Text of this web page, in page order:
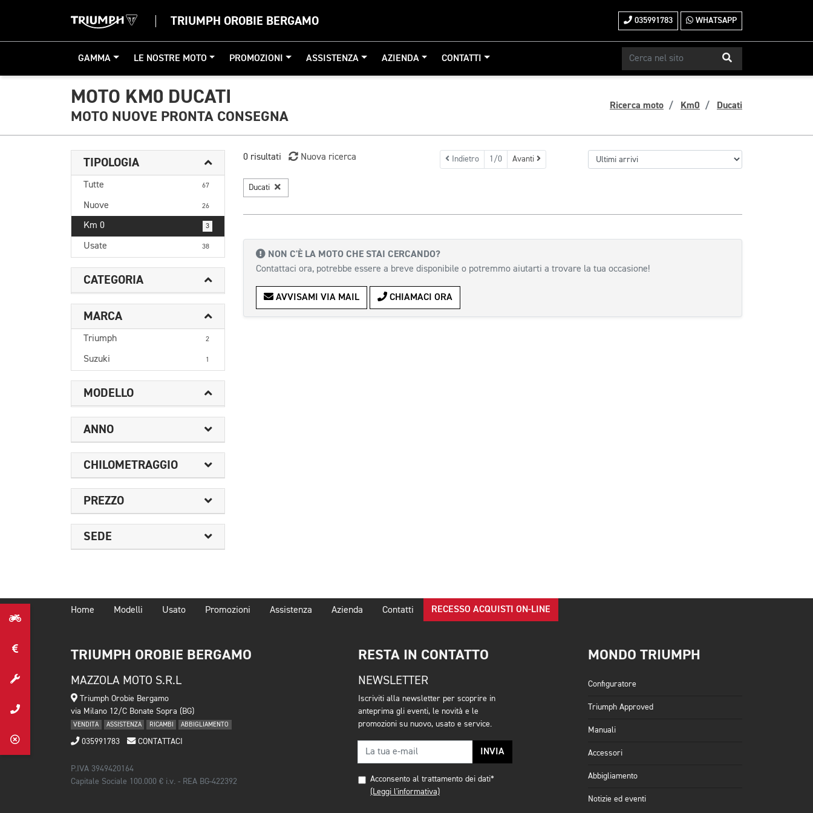
TRIUMPH OROBIE BERGAMO 035991783 WHATSAPP
GAMMA LE NOSTRE MOTO PROMOZIONI ASSISTENZA AZIENDA CONTATTI
MOTO KM0 DUCATI
MOTO NUOVE PRONTA CONSEGNA
Ricerca moto Km0 Ducati
TIPOLOGIA
Tutte 67
Nuove 26
Km 0 3
Usate 38
CATEGORIA
MARCA
Triumph 2
Suzuki 1
MODELLO
ANNO
CHILOMETRAGGIO
PREZZO
SEDE
0 risultati Nuova ricerca Indietro 1/0 Avanti
Ducati
NON C'È LA MOTO CHE STAI CERCANDO?
Contattaci ora, potrebbe essere a breve disponibile o potremmo aiutarti a trovare la tua occasione!
AVVISAMI VIA MAIL CHIAMACI ORA
Home Modelli Usato Promozioni Assistenza Azienda Contatti RECESSO ACQUISTI ON-LINE
TRIUMPH OROBIE BERGAMO
MAZZOLA MOTO S.R.L
Triumph Orobie Bergamo
via Milano 12/C Bonate Sopra (BG)
VENDITA ASSISTENZA RICAMBI ABBIGLIAMENTO
035991783 CONTATTACI
P.IVA 3949420164
Capitale Sociale 100.000 € i.v. - REA BG-422392
RESTA IN CONTATTO
NEWSLETTER
Iscriviti alla newsletter per scoprire in
anteprima gli eventi, le novità e le
promozioni su nuovo, usato e service.
INVIA
Acconsento al trattamento dei dati*
(Leggi l'informativa)
MONDO TRIUMPH
Configuratore
Triumph Approved
Manuali
Accessori
Abbigliamento
Notizie ed eventi